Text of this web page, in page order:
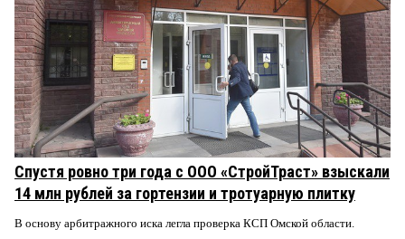
Спустя ровно три года с ООО «СтройТраст» взыскали
14 млн рублей за гортензии и тротуарную плитку
В основу арбитражного иска легла проверка КСП Омской области.